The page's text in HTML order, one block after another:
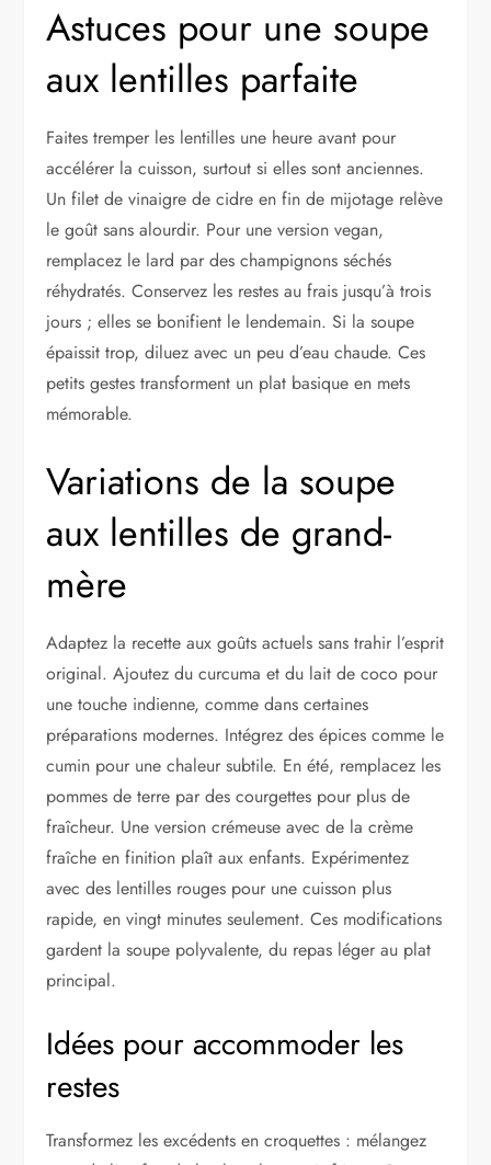
Astuces pour une soupe
aux lentilles parfaite
Faites tremper les lentilles une heure avant pour
accélérer la cuisson, surtout si elles sont anciennes.
Un filet de vinaigre de cidre en fin de mijotage relève
le goût sans alourdir. Pour une version vegan,
remplacez le lard par des champignons séchés
réhydratés. Conservez les restes au frais jusqu’à trois
jours ; elles se bonifient le lendemain. Si la soupe
épaissit trop, diluez avec un peu d’eau chaude. Ces
petits gestes transforment un plat basique en mets
mémorable.
Variations de la soupe
aux lentilles de grand-
mère
Adaptez la recette aux goûts actuels sans trahir l’esprit
original. Ajoutez du curcuma et du lait de coco pour
une touche indienne, comme dans certaines
préparations modernes. Intégrez des épices comme le
cumin pour une chaleur subtile. En été, remplacez les
pommes de terre par des courgettes pour plus de
fraîcheur. Une version crémeuse avec de la crème
fraîche en finition plaît aux enfants. Expérimentez
avec des lentilles rouges pour une cuisson plus
rapide, en vingt minutes seulement. Ces modifications
gardent la soupe polyvalente, du repas léger au plat
principal.
Idées pour accommoder les
restes
Transformez les excédents en croquettes : mélangez